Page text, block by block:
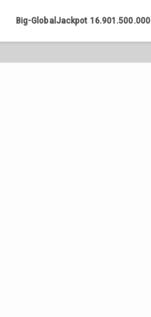
Big-GlobalJackpot 16.901.500.000